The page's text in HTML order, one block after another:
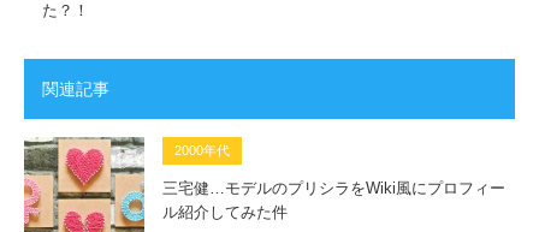
た？！
関連記事
2000年代
三宅健…モデルのプリシラをWiki風にプロフィー
ル紹介してみた件